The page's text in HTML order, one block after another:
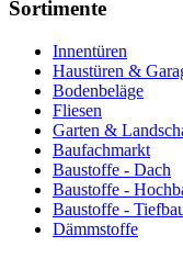
Sortimente
Innentüren
Haustüren &
Bodenbeläge
Fliesen
Garten &
Baufachmarkt
Baustoffe - Dach
Baustoffe -
Baustoffe -
Dämmstoffe